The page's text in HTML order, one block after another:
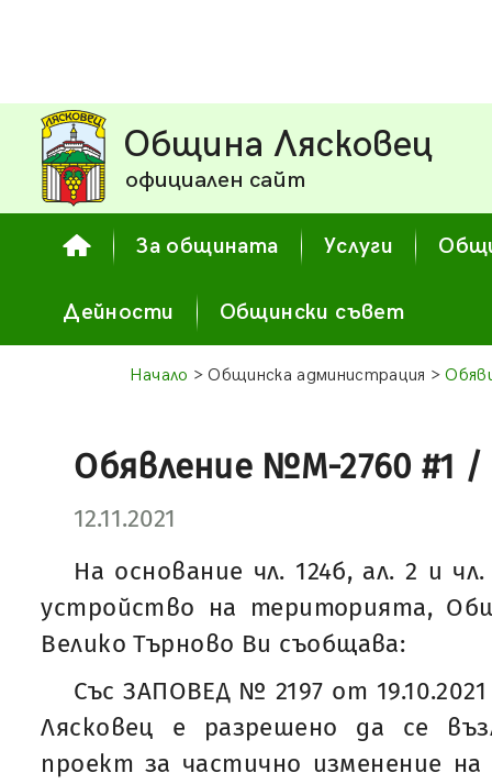
Община Лясковец
официален сайт
За общината Услуги
Дейности Общински съвет
Начало > Общинска администрация >
Обявление №М-2760 #1 /
12.11.2021
На основание чл. 124б, ал. 2 и
устройство на територията,
Велико Търново Ви съобщава:
Със ЗАПОВЕД № 2197 от
Лясковец е разрешено да се
проект за частично изменение